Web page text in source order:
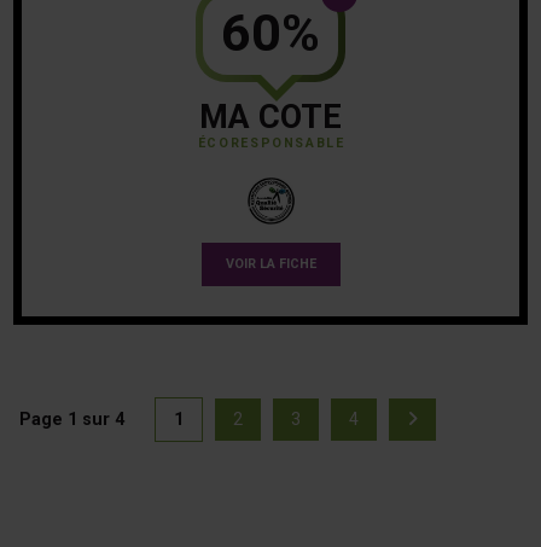
60%
MA COTE
ÉCORESPONSABLE
VOIR LA FICHE
Page 1 sur 4
1
(actuellement sélectionnée)
2
3
4